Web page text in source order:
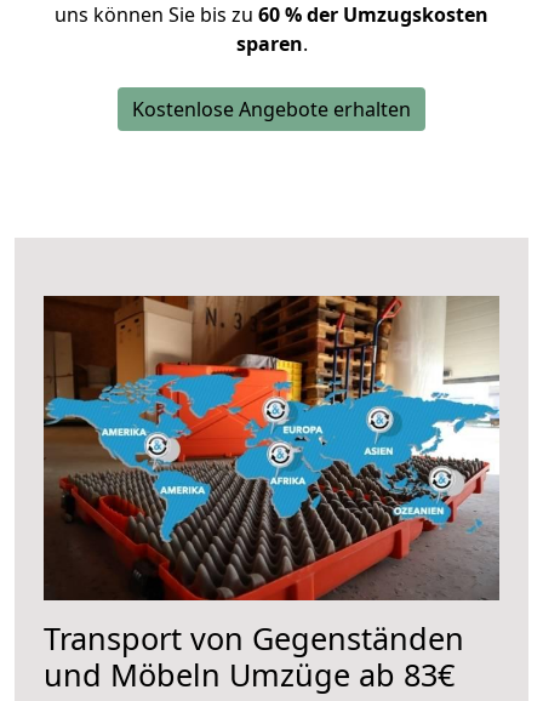
uns können Sie bis zu 60 % der Umzugskosten
sparen.
Kostenlose Angebote erhalten
Transport von Gegenständen
und Möbeln Umzüge ab 83€